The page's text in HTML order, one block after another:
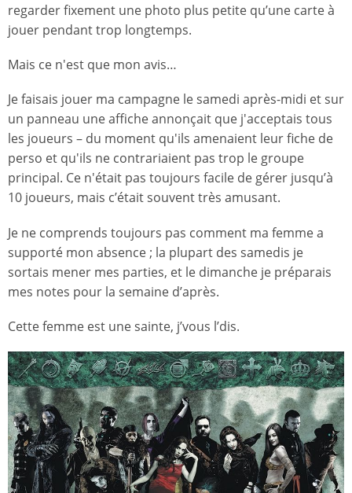
regarder fixement une photo plus petite qu’une carte à
jouer pendant trop longtemps.
Mais ce n'est que mon avis…
Je faisais jouer ma campagne le samedi après-midi et sur
un panneau une affiche annonçait que j'acceptais tous
les joueurs – du moment qu'ils amenaient leur fiche de
perso et qu'ils ne contrariaient pas trop le groupe
principal. Ce n'était pas toujours facile de gérer jusqu’à
10 joueurs, mais c’était souvent très amusant.
Je ne comprends toujours pas comment ma femme a
supporté mon absence ; la plupart des samedis je
sortais mener mes parties, et le dimanche je préparais
mes notes pour la semaine d’après.
Cette femme est une sainte, j’vous l’dis.